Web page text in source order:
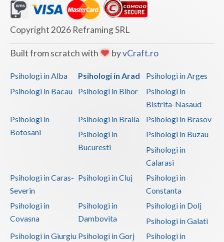
Copyright 2026 Reframing SRL
Built from scratch with byvCraft.ro
Psihologi in Alba Psihologi in Arad
Psihologi in Arges
Psihologi in Bacau
Psihologi in Bihor
Psihologi in
Bistrita-Nasaud
Psihologi in
Botosani
Psihologi in Braila
Psihologi in Brasov
Psihologi in
Bucuresti
Psihologi in Buzau
Psihologi in
Calarasi
Psihologi in Caras-
Severin
Psihologi in Cluj
Psihologi in
Constanta
Psihologi in
Covasna
Psihologi in
Dambovita
Psihologi in Dolj
Psihologi in Galati
Psihologi in Giurgiu Psihologi in Gorj
Psihologi in